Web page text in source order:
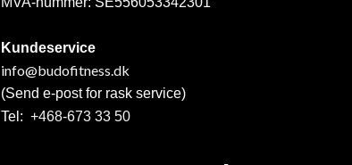
Kundeservice
info@budofitness.dk
(Send e-post for rask service)
Tel: +468-673 33 50